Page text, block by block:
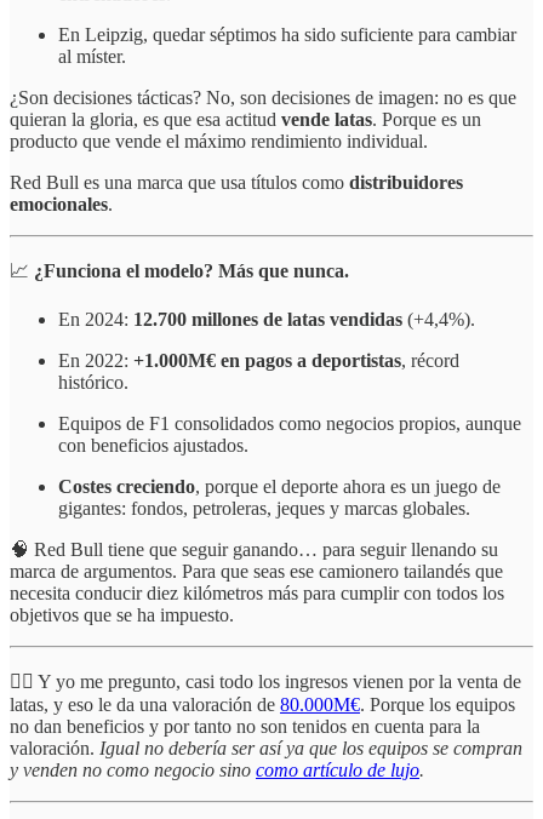
En Leipzig, quedar séptimos ha sido suficiente para cambiar
al míster.
¿Son decisiones tácticas? No, son decisiones de imagen: no es que
quieran la gloria, es que esa actitud vende latas. Porque es un
producto que vende el máximo rendimiento individual.
Red Bull es una marca que usa títulos como distribuidores
emocionales.
📈 ¿Funciona el modelo? Más que nunca.
En 2024: 12.700 millones de latas vendidas (+4,4%).
En 2022: +1.000M€ en pagos a deportistas, récord
histórico.
Equipos de F1 consolidados como negocios propios, aunque
con beneficios ajustados.
Costes creciendo, porque el deporte ahora es un juego de
gigantes: fondos, petroleras, jeques y marcas globales.
🧠 Red Bull tiene que seguir ganando… para seguir llenando su
marca de argumentos. Para que seas ese camionero tailandés que
necesita conducir diez kilómetros más para cumplir con todos los
objetivos que se ha impuesto.
☝🏻 Y yo me pregunto, casi todo los ingresos vienen por la venta de
latas, y eso le da una valoración de 80.000M€. Porque los equipos
no dan beneficios y por tanto no son tenidos en cuenta para la
valoración. Igual no debería ser así ya que los equipos se compran
y venden no como negocio sino como artículo de lujo.